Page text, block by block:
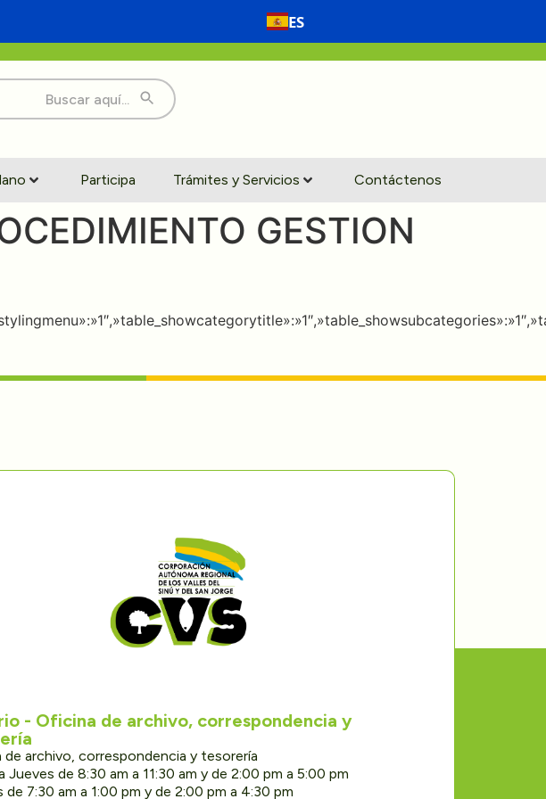
ES
Participa Trámites y Servicios Contáctenos
GESTION
- Oficina de archivo, correspondencia y
de archivo, correspondencia y tesorería
Jueves de 8:30 am a 11:30 am y de 2:00 pm a 5:00 pm
de 7:30 am a 1:00 pm y de 2:00 pm a 4:30 pm